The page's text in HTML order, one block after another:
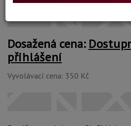
Dosažená cena:
přihlášení
Vyvolávací cena: 350 Kč